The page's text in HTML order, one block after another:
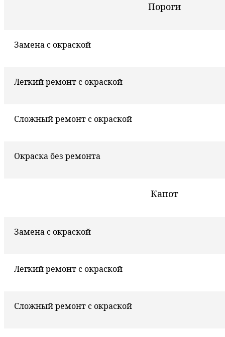
Пороги
Замена с окраской
Легкий ремонт с окраской
Сложный ремонт с окраской
Окраска без ремонта
Капот
Замена с окраской
Легкий ремонт с окраской
Сложный ремонт с окраской